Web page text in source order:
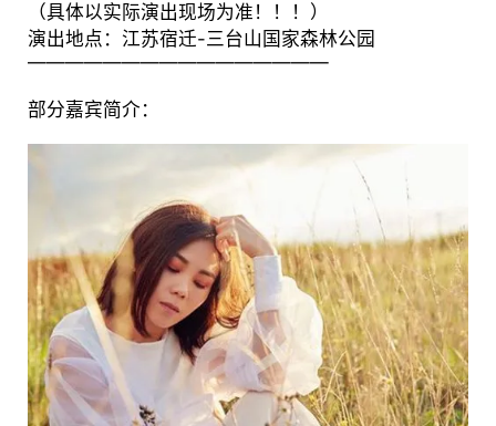
（具体以实际演出现场为准！！！）
演出地点：江苏宿迁-三台山国家森林公园
————————————————
部分嘉宾简介：